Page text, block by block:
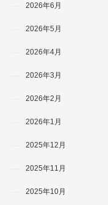
2026年6月
2026年5月
2026年4月
2026年3月
2026年2月
2026年1月
2025年12月
2025年11月
2025年10月